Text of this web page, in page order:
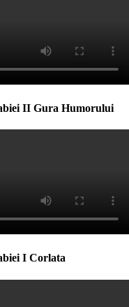
II Gura Humorului
I Corlata